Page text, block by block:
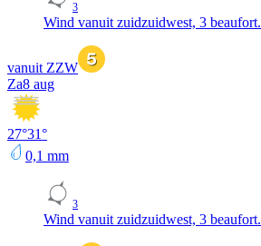
3
Wind vanuit zuidzuidwest, 3 beaufort.
vanuit ZZW
Za8 aug
27°31°
0,1 mm
3
Wind vanuit zuidzuidwest, 3 beaufort.